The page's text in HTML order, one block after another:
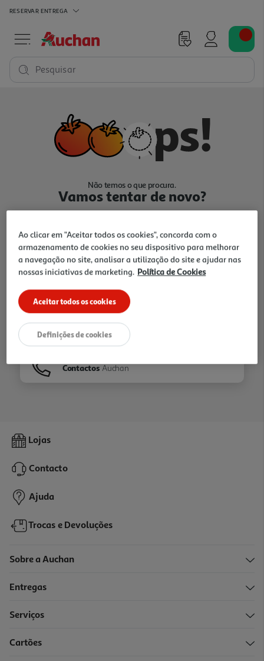
RESERVAR ENTREGA
Pesquisar
Não temos o que procura.
Vamos tentar de novo?
Ir para Homepage
Folhetos
Contactos Auchan
Lojas
Contacto
Ajuda
Trocas e Devoluções
Sobre a Auchan
Entregas
Serviços
Cartões
Ao clicar em "Aceitar todos os cookies", concorda com o
armazenamento de cookies no seu dispositivo para melhorar
a navegação no site, analisar a utilização do site e ajudar nas
nossas iniciativas de marketing. Política de Cookies
Aceitar todos os cookies
Definições de cookies